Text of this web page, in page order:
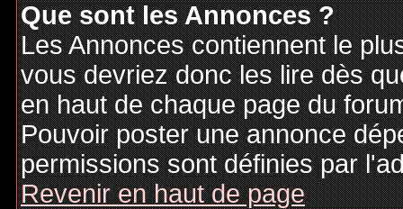
Que sont les Annonces ?
Les Annonces contiennent le
vous devriez donc les lire dès
en haut de chaque page du
Pouvoir poster une annonce
permissions sont définies par
Revenir en haut de page